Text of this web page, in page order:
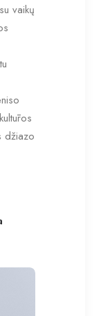
vaikų
džiazo